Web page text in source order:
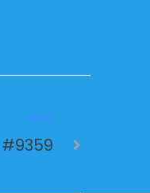
#9359